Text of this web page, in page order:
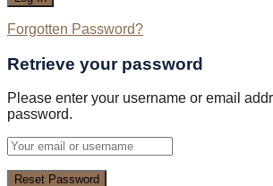
Forgotten Password?
Retrieve your password
Please enter your username or email
password.